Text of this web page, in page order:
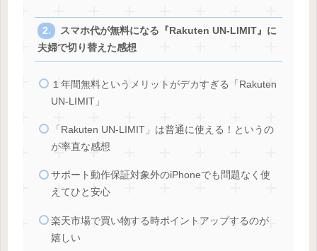
スマホ代が無料になる『Rakuten UN-LIMIT』に
夫婦で切り替えた感想
１年間無料というメリットがデカすぎる「Rakuten
UN-LIMIT」
「Rakuten UN-LIMIT」は普通に使える！というの
が率直な感想
サポート動作保証対象外のiPhoneでも問題なく使
えてひと安心
楽天市場で買い物する時ポイントアップするのが
嬉しい